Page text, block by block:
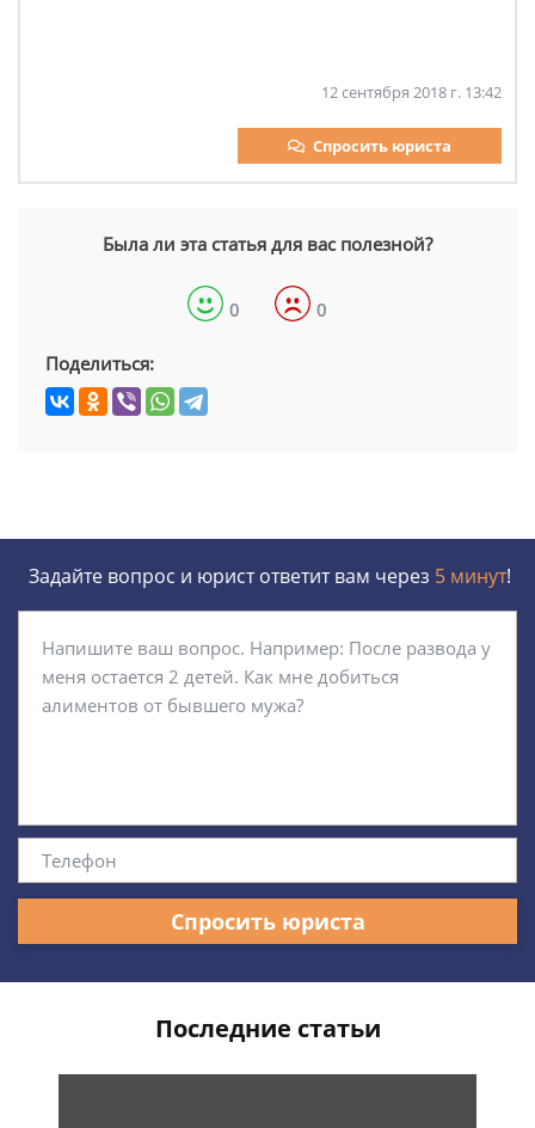
12 сентября 2018 г. 13:42
Спросить юриста
Была ли эта статья для вас полезной?
0 0
Поделиться:
Задайте вопрос и юрист ответит вам через 5 минут!
Спросить юриста
Последние статьи